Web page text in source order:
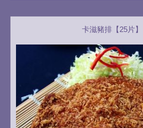
卡滋豬排【25片】